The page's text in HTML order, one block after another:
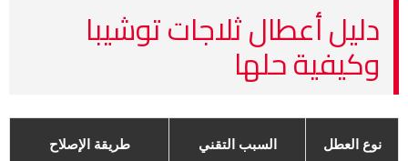
دليل أعطال ثلاجات توشيبا
وكيفية حلها
نوع العطل السبب التقني طريقة الإصلاح